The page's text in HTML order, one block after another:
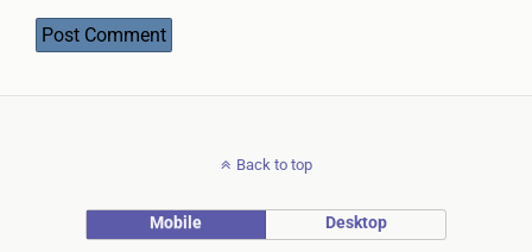
Back to top
Mobile Desktop